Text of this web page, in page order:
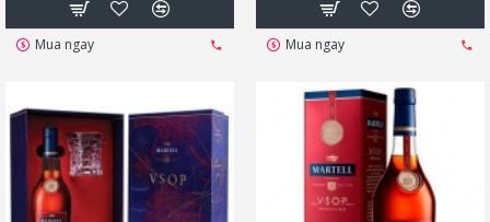
Mua ngay Mua ngay